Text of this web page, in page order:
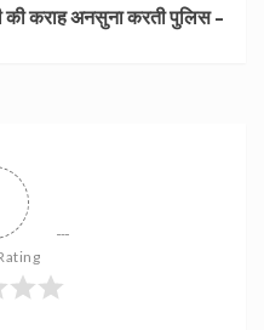
की कराह अनसुना करती पुलिस –